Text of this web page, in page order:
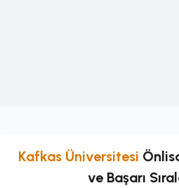
Kafkas Üniversitesi
ve Başarı